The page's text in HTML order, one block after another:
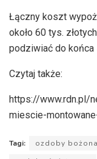
Łączny koszt
około 60 tys.
podziwiać do końca
Czytaj także:
https://www.rdn.pl/
miescie-
Tagi: ozdoby